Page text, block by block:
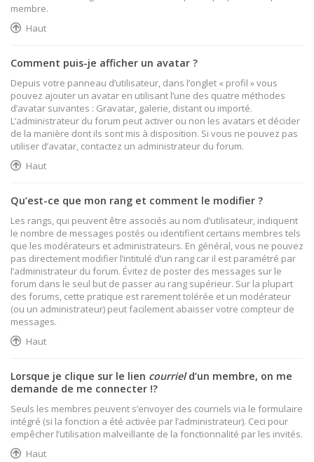
membre.
Haut
Comment puis-je afficher un avatar ?
Depuis votre panneau d’utilisateur, dans l’onglet « profil » vous
pouvez ajouter un avatar en utilisant l’une des quatre méthodes
d’avatar suivantes : Gravatar, galerie, distant ou importé.
L’administrateur du forum peut activer ou non les avatars et décider
de la manière dont ils sont mis à disposition. Si vous ne pouvez pas
utiliser d’avatar, contactez un administrateur du forum.
Haut
Qu’est-ce que mon rang et comment le modifier ?
Les rangs, qui peuvent être associés au nom d’utilisateur, indiquent
le nombre de messages postés ou identifient certains membres tels
que les modérateurs et administrateurs. En général, vous ne pouvez
pas directement modifier l’intitulé d’un rang car il est paramétré par
l’administrateur du forum. Évitez de poster des messages sur le
forum dans le seul but de passer au rang supérieur. Sur la plupart
des forums, cette pratique est rarement tolérée et un modérateur
(ou un administrateur) peut facilement abaisser votre compteur de
messages.
Haut
Lorsque je clique sur le lien courrield’un membre, on me
demande de me connecter !?
Seuls les membres peuvent s’envoyer des courriels via le formulaire
intégré (si la fonction a été activée par l’administrateur). Ceci pour
empêcher l’utilisation malveillante de la fonctionnalité par les invités.
Haut